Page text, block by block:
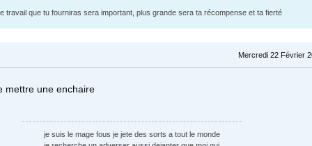
travail que tu fourniras sera important, plus grande sera ta récompense et ta fierté
Mercredi 22 Février
mettre une enchaire
je suis le mage fous je jete des sorts a tout le monde